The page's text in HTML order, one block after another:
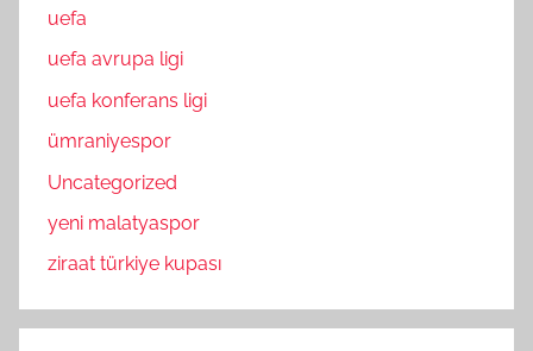
uefa
uefa avrupa ligi
uefa konferans ligi
ümraniyespor
Uncategorized
yeni malatyaspor
ziraat türkiye kupası